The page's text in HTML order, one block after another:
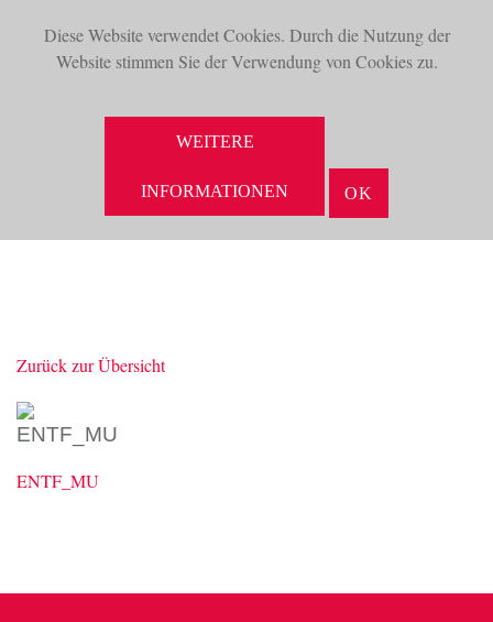
Diese Website verwendet Cookies. Durch die Nutzung der
Website stimmen Sie der Verwendung von Cookies zu.
WEITERE
INFORMATIONEN OK
Zurück zur Übersicht
ENTF_MU
ENTF_MU